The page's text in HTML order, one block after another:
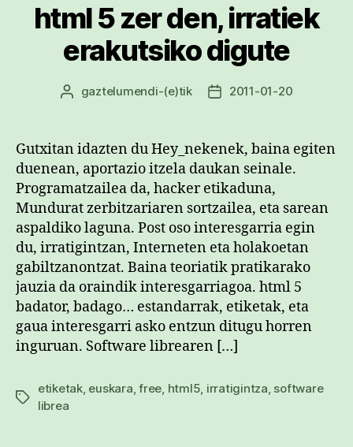
html 5 zer den, irratiek
erakutsiko digute
Argitalpenaren
gaztelumendi-(e)tik
Argitalpenaren
2011-01-20
Gutxitan idazten du Hey_nekenek, baina egiten
duenean, aportazio itzela daukan seinale.
Programatzailea da, hacker etikaduna,
Mundurat zerbitzariaren sortzailea, eta sarean
aspaldiko laguna. Post oso interesgarria egin
du, irratigintzan, Interneten eta holakoetan
gabiltzanontzat. Baina teoriatik pratikarako
jauzia da oraindik interesgarriagoa. html 5
badator, badago… estandarrak, etiketak, eta
gaua interesgarri asko entzun ditugu horren
inguruan. Software librearen […]
Etiketak
etiketak, euskara,free, html5, irratigintza, software
librea